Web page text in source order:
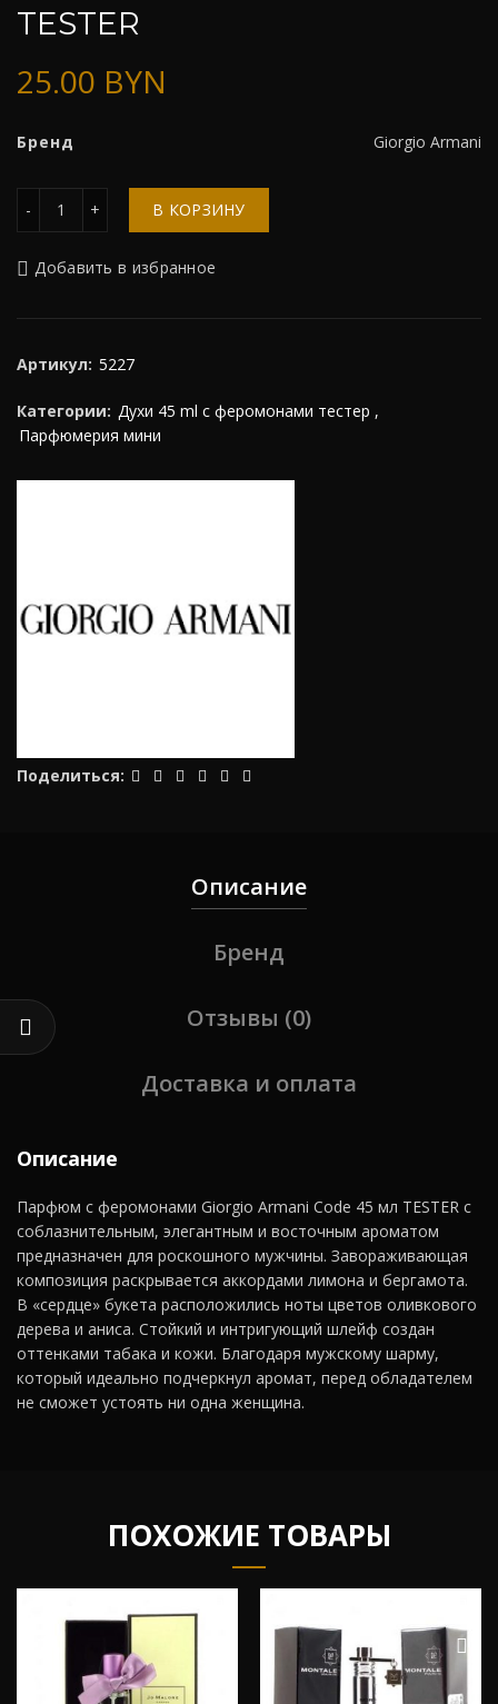
TESTER
25.00 BYN
Бренд Giorgio Armani
Количество В КОРЗИНУ
Добавить в избранное
Артикул: 5227
Категории: Духи 45 ml с феромонами тестер ,
Парфюмерия мини
Поделиться
Описание
Бренд
Отзывы (0)
Доставка и оплата
Описание
Парфюм с феромонами Giorgio Armani Code 45 мл TESTER с
соблазнительным, элегантным и восточным ароматом
предназначен для роскошного мужчины. Завораживающая
композиция раскрывается аккордами лимона и бергамота.
В «сердце» букета расположились ноты цветов оливкового
дерева и аниса. Стойкий и интригующий шлейф создан
оттенками табака и кожи. Благодаря мужскому шарму,
который идеально подчеркнул аромат, перед обладателем
не сможет устоять ни одна женщина.
ПОХОЖИЕ ТОВАРЫ